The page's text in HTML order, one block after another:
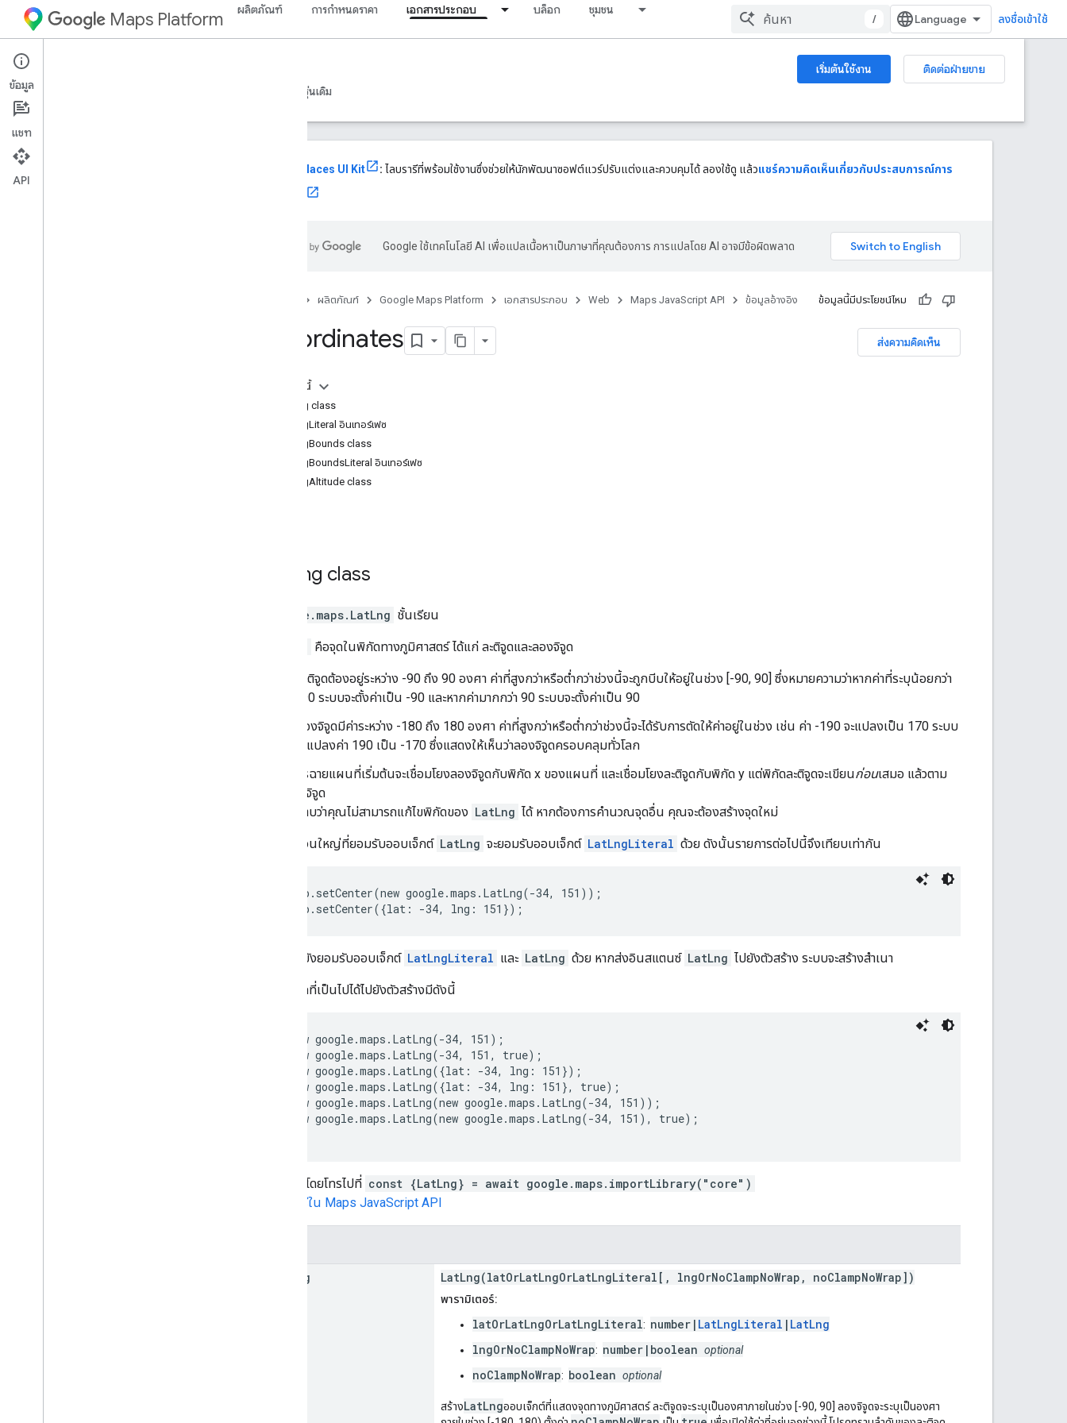
Maps Platform ผลิตภัณฑ์ การกำหนดราคา เอกสารประกอบ บล็อก ชุมชน
/ ลงชื่อเข้าใช้
Web เริ่มต้นใช้งาน
ติดต่อฝ่ายขาย
คำแนะนำ
รุ่นเดิม
Places UI Kit : ไลบรารีที่พร้อมใช้งานซึ่งช่วยให้นักพัฒนาซอฟต์แวร์ปรับแต่งและควบคุมได้ ลองใช้ดู แล้วแชร์ความคิดเห็นเกี่ยวกับประสบการณ์การ
Google ใช้เทคโนโลยี AI เพื่อแปลเนื้อหาเป็นภาษาที่คุณต้องการ การแปลโดย AI อาจมีข้อผิดพลาด
ผลิตภัณฑ์ Google Maps Platform เอกสารประกอบ Web Maps JavaScript API ข้อมูลอ้างอิง ข้อมูลนี้มีประโยชน์ไหม
ส่งความคิดเห็น
Coordinates
ในหน้านี้
LatLng class
LatLngLiteral อินเทอร์เฟซ
LatLngBounds class
LatLngBoundsLiteral อินเทอร์เฟซ
LatLngAltitude class
Lng class
google.maps. LatLng ชั้นเรียน
คือจุดในพิกัดทางภูมิศาสตร์ ได้แก่ ละติจูดและลองจิจูด
ละติจูดต้องอยู่ระหว่าง -90 ถึง 90 องศา ค่าที่สูงกว่าหรือต่ำกว่าช่วงนี้จะถูกบีบให้อยู่ในช่วง [-90, 90] ซึ่งหมายความว่าหากค่าที่ระบุน้อยกว่า
-90 ระบบจะตั้งค่าเป็น -90 และหากค่ามากกว่า 90 ระบบจะตั้งค่าเป็น 90
ลองจิจูดมีค่าระหว่าง -180 ถึง 180 องศา ค่าที่สูงกว่าหรือต่ำกว่าช่วงนี้จะได้รับการตัดให้ค่าอยู่ในช่วง เช่น ค่า -190 จะแปลงเป็น 170 ระบบ
จะแปลงค่า 190 เป็น -170 ซึ่งแสดงให้เห็นว่าลองจิจูดครอบคลุมทั่วโลก
แม้ว่าการฉายแผนที่เริ่มต้นจะเชื่อมโยงลองจิจูดกับพิกัด x ของแผนที่ และเชื่อมโยงละติจูดกับพิกัด y แต่พิกัดละติจูดจะเขียนก่อนเสมอ แล้วตาม
ด้วยลองจิจูด
โปรดทราบว่าคุณไม่สามารถแก้ไขพิกัดของ LatLng ได้ หากต้องการคำนวณจุดอื่น คุณจะต้องสร้างจุดใหม่
วิธีการส่วนใหญ่ที่ยอมรับออบเจ็กต์ LatLng จะยอมรับออบเจ็กต์ LatLngLiteral ด้วย ดังนั้นรายการต่อไปนี้จึงเทียบเท่ากัน
map.setCenter(new google.maps.LatLng(-34, 151));
map.setCenter({lat: -34, lng: 151});
ตัวสร้างยังยอมรับออบเจ็กต์ LatLngLiteral และ LatLng ด้วย หากส่งอินสแตนซ์ LatLng ไปยังตัวสร้าง ระบบจะสร้างสำเนา
การเรียกที่เป็นไปได้ไปยังตัวสร้างมีดังนี้
new google.maps.LatLng(-34, 151);
new google.maps.LatLng(-34, 151, true);
new google.maps.LatLng({lat: -34, lng: 151});
new google.maps.LatLng({lat: -34, lng: 151}, true);
new google.maps.LatLng(new google.maps.LatLng(-34, 151));
new google.maps.LatLng(new google.maps.LatLng(-34, 151), true);
เข้าถึงได้โดยโทรไปที่ const {LatLng} = await google.maps.importLibrary("core")
ไลบรารีใน Maps JavaScript API
Lng LatLng(latOrLatLngOrLatLngLiteral[, lngOrNoClampNoWrap, noClampNoWrap])
พารามิเตอร์:
latOrLatLngOrLatLngLiteral: number| LatLngLiteral | LatLng
lngOrNoClampNoWrap: number|boolean optional
noClampNoWrap: boolean optional
สร้างLatLngออบเจ็กต์ที่แสดงจุดทางภูมิศาสตร์ ละติจูดจะระบุเป็นองศาภายในช่วง [-90, 90] ลองจิจูดจะระบุเป็นองศา
ข้อมูล
แชท
API